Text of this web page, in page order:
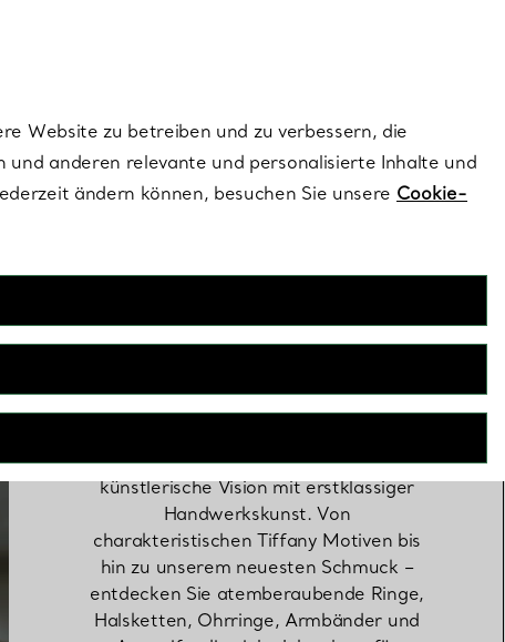
Elsa Peretti®
Tipps zur Auswahl eines
Eherings
Begehrtester
Schmuck
Unsere begehrtesten Designs vereinen
künstlerische Vision mit erstklassiger
Handwerkskunst. Von
charakteristischen Tiffany Motiven bis
hin zu unserem neuesten Schmuck –
entdecken Sie atemberaubende Ringe,
Halsketten, Ohrringe, Armbänder und
Website zu betreiben und zu verbessern, die
anderen relevante und personalisierte Inhalte und
ändern können, besuchen Sie unsere Cookie-